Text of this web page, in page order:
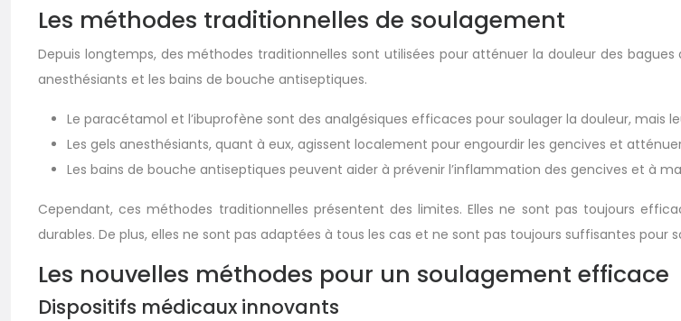
Les méthodes traditionnelles de soulagement
Depuis longtemps, des méthodes traditionnelles sont utilisées pour atténuer la douleur des
anesthésiants et les bains de bouche antiseptiques.
Le paracétamol et l’ibuprofène sont des analgésiques efficaces pour soulager la douleur, mais
Les gels anesthésiants, quant à eux, agissent localement pour engourdir les gencives et
Les bains de bouche antiseptiques peuvent aider à prévenir l’inflammation des gencives et à
Cependant, ces méthodes traditionnelles présentent des limites. Elles ne sont pas toujours
durables. De plus, elles ne sont pas adaptées à tous les cas et ne sont pas toujours suffisantes pour
Les nouvelles méthodes pour un soulagement efficace
Dispositifs médicaux innovants